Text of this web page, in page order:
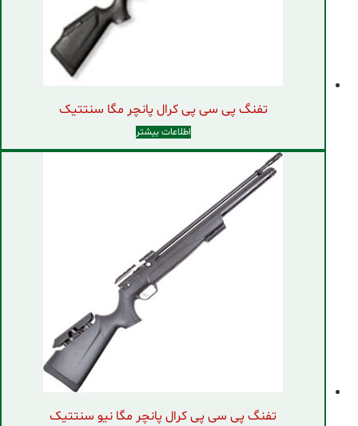
تفنگ پی سی پی کرال پانچر مگا سنتتیک
اطلاعات بیشتر
تفنگ پی سی پی کرال پانچر مگا نیو سنتتیک